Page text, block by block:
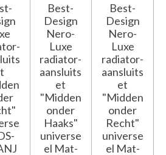
Best-
Design
Nero-
Luxe
radiator-
aansluits
et
"Midden
onder
Haaks"
universe
el Mat-
Best-
Design
Nero-
Luxe
radiator-
aansluits
et
"Midden
onder
Recht"
universe
el Mat-